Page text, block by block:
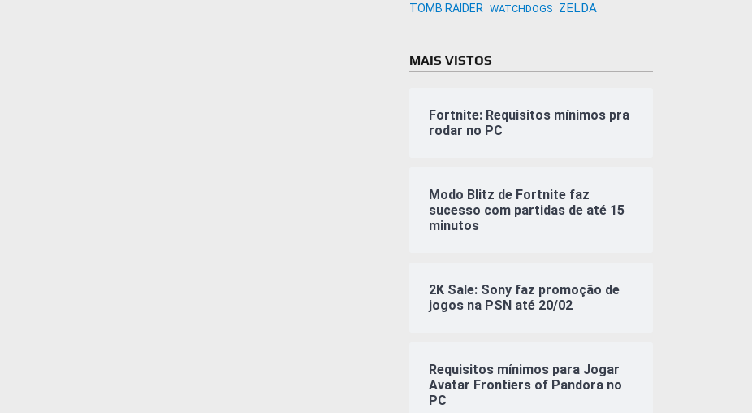
TOMB RAIDER WATCHDOGS ZELDA
MAIS VISTOS
Fortnite: Requisitos mínimos pra
rodar no PC
Modo Blitz de Fortnite faz
sucesso com partidas de até 15
minutos
2K Sale: Sony faz promoção de
jogos na PSN até 20/02
Requisitos mínimos para Jogar
Avatar Frontiers of Pandora no
PC